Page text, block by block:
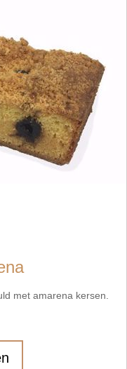
met amarena kersen.